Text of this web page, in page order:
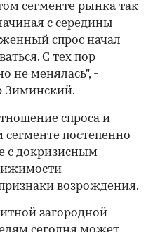
сегменте рынка так
с середины
спрос начал
С тех пор
не менялась", -
Зиминский.
спроса и
постепенно
с докризисным
возрождения.
загородной